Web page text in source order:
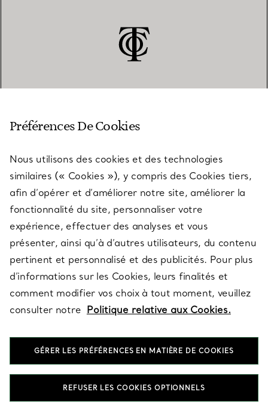
SERVICES
À PROPOS
QUESTIONS LÉGALES
SUIVEZ-NOUS
Préférences De Cookies
Nous utilisons des cookies et des technologies
similaires (« Cookies »), y compris des Cookies tiers,
afin d’opérer et d’améliorer notre site, améliorer la
fonctionnalité du site, personnaliser votre
expérience, effectuer des analyses et vous
présenter, ainsi qu’à d’autres utilisateurs, du contenu
pertinent et personnalisé et des publicités. Pour plus
d’informations sur les Cookies, leurs finalités et
comment modifier vos choix à tout moment, veuillez
consulter notre Politique relative aux Cookies.
GÉRER LES PRÉFÉRENCES EN MATIÈRE DE COOKIES
REFUSER LES COOKIES OPTIONNELS